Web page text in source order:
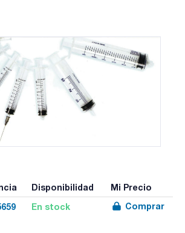
Disponibilidad Mi Precio
En stock Comprar